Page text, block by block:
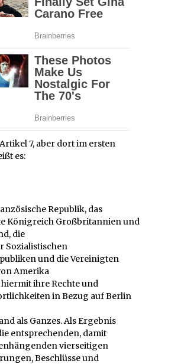
7, aber dort im ersten
es:
Republik, das
Königreich Großbritannien und
die
Sozialistischen
und die Vereinigten
Amerika
ihre Rechte und
in Bezug auf Berlin
als Ganzes. Als Ergebnis
entsprechenden, damit
vierseitigen
Beschlüsse und